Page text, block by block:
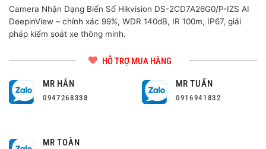
Camera Nhận Dạng Biển Số Hikvision DS-2CD7A26G0/P-IZS AI
DeepinView – chính xác 99%, WDR 140dB, IR 100m, IP67, giải
pháp kiểm soát xe thông minh.
HỖ TRỢ MUA HÀNG
MR HÂN
0947268338
MR TUẤN
0916941832
MR TOÀN